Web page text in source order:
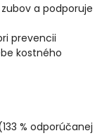
a podporuje
prevencii
kostného
% odporúčanej